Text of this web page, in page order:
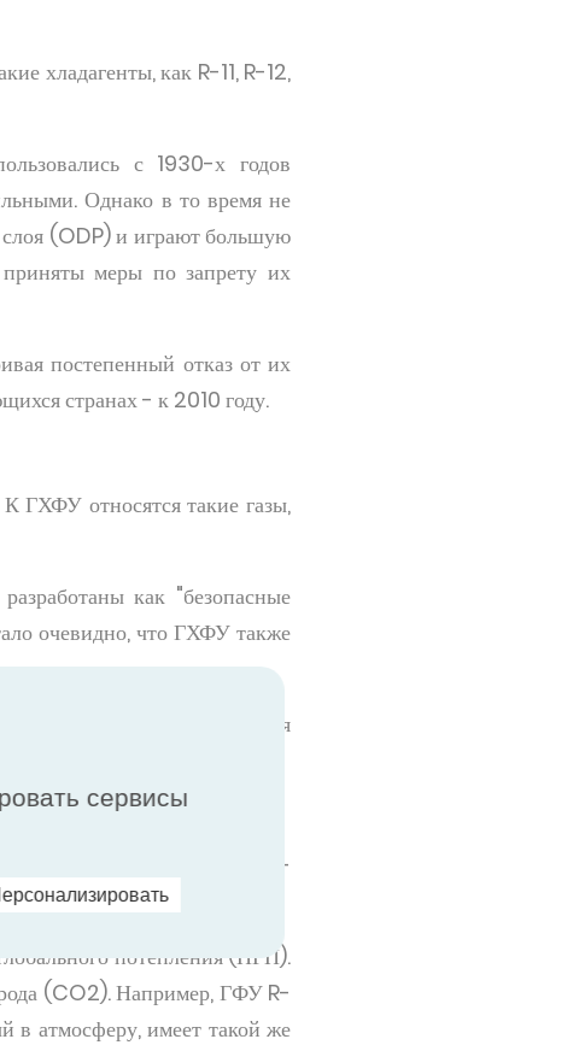
хладагенты, как R-11, R-12,
с 1930-х годов
Однако в то время не
(ODP) и играют большую
меры по запрету их
постепенный отказ от их
странах - к 2010 году.
ГХФУ относятся такие газы,
как "безопасные
очевидно, что ГХФУ также
на ГХФУ, предусматривая
странах.
хладагенты R-32, R-
потепления (ПГП).
(CO2). Например, ГФУ R-
атмосферу, имеет такой же
сервисы